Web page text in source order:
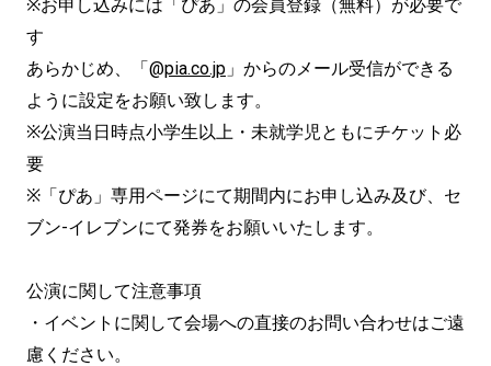
※お申し込みには「ぴあ」の会員登録（無料）が必要で
す
あらかじめ、「@pia.co.jp 」からのメール受信ができる
ように設定をお願い致します。
※公演当日時点小学生以上・未就学児ともにチケット必
要
※「ぴあ」専用ページにて期間内にお申し込み及び、セ
ブン-イレブンにて発券をお願いいたします。
公演に関して注意事項
・イベントに関して会場への直接のお問い合わせはご遠
慮ください。